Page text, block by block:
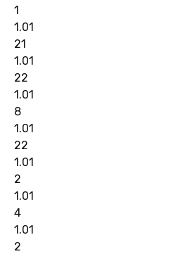
1
1.01
21
1.01
22
1.01
8
1.01
22
1.01
2
1.01
4
1.01
2